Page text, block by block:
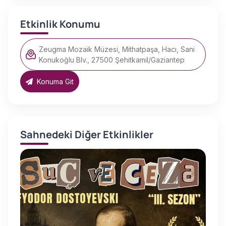
Etkinlik Konumu
Zeugma Mozaik Müzesi, Mithatpaşa, Hacı, Sani
Konukoğlu Blv., 27500 Şehitkamil/Gaziantep
Konuma Git
Sahnedeki Diğer Etkinlikler